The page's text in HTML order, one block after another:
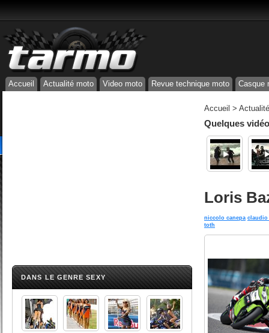
Accueil Actualité moto Video moto Revue technique moto Casque
DANS LE GENRE SEXY
Accueil >
Quelques
Loris
niccolo canepa
toth